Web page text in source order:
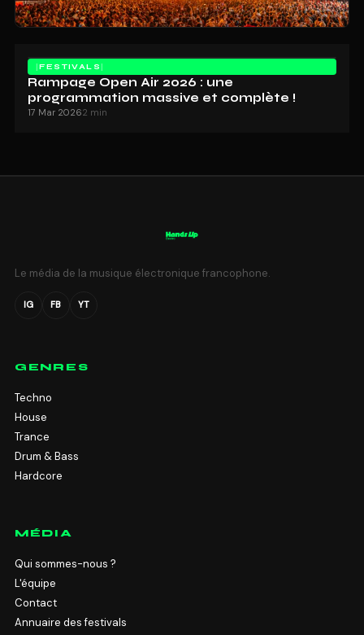
FESTIVALS
Rampage Open Air 2026 : une
programmation massive et complète !
17 Mar 20262 min
Le média de la musique électronique francophone.
IG FB YT
GENRES
Techno
House
Trance
Drum & Bass
Hardcore
MÉDIA
Qui sommes-nous ?
L'équipe
Contact
Annuaire des festivals